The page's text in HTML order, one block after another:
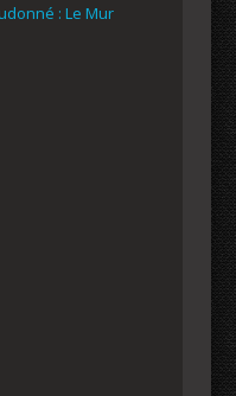
: Le Mur